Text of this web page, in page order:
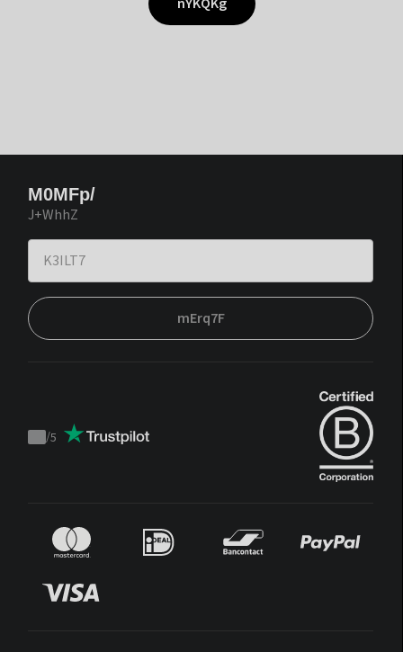
M0MFp/
J+WhhZ
mErq7F
Trustpilot
/5